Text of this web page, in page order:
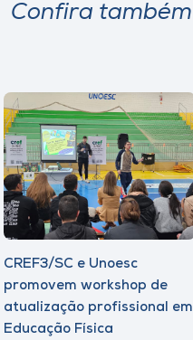
Confira também
CREF3/SC e Unoesc
promovem workshop de
atualização profissional em
Educação Física